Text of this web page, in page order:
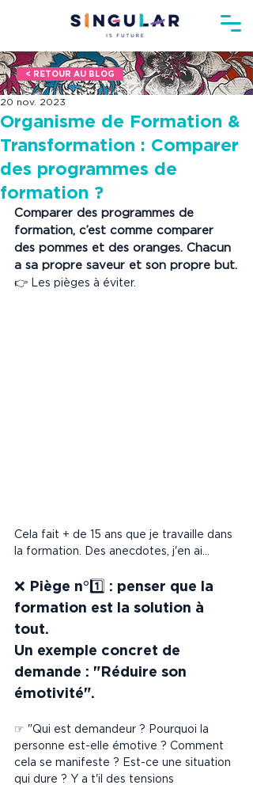
< RETOUR AU BLOG
Organisme de Formation &
Transformation : Comparer
des programmes de
formation ?
20 nov. 2023
Comparer des programmes de
formation, c’est comme comparer
des pommes et des oranges. Chacun
a sa propre saveur et son propre but.
👉 Les pièges à éviter.
Cela fait + de 15 ans que je travaille dans
la formation. Des anecdotes, j'en ai...
❌ Piège n°1️⃣ : penser que la
formation est la solution à
tout.
Un exemple concret de
demande : "Réduire son
émotivité".
☞ "Qui est demandeur ? Pourquoi la
personne est-elle émotive ? Comment
cela se manifeste ? Est-ce une situation
qui dure ? Y a t'il des tensions